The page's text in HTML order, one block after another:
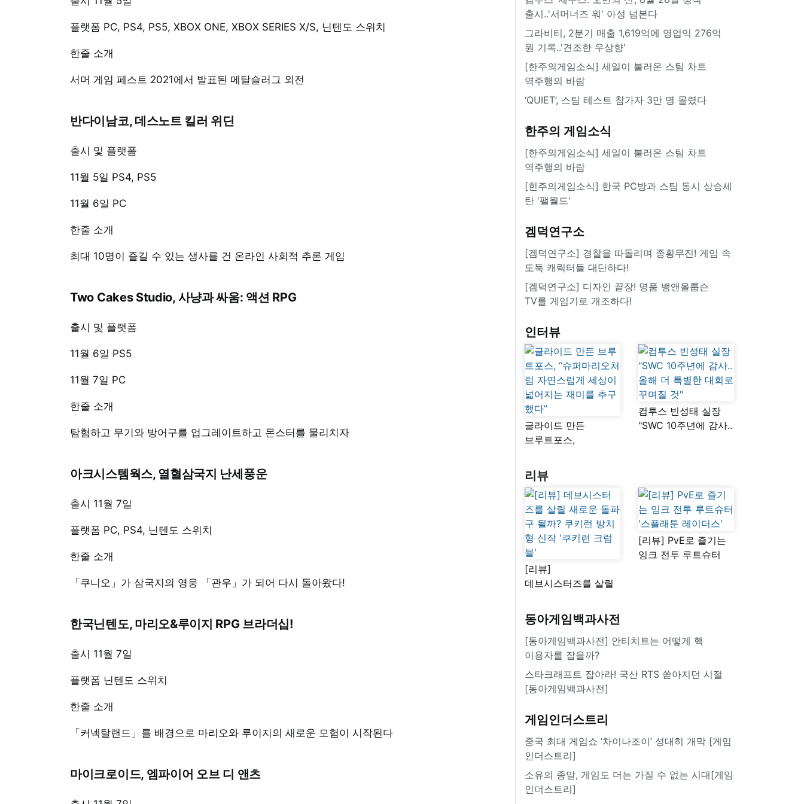
플랫폼 PC, PS4, PS5, XBOX ONE, XBOX SERIES X/S, 닌텐도 스위치
한줄 소개
서머 게임 페스트 2021에서 발표된 메탈슬러그 외전
반다이남코, 데스노트 킬러 위딘
출시 및 플랫폼
11월 5일 PS4, PS5
11월 6일 PC
한줄 소개
최대 10명이 즐길 수 있는 생사를 건 온라인 사회적 추론 게임
Two Cakes Studio, 사냥과 싸움: 액션 RPG
출시 및 플랫폼
11월 6일 PS5
11월 7일 PC
한줄 소개
탐험하고 무기와 방어구를 업그레이트하고 몬스터를 물리치자
아크시스템웍스, 열혈삼국지 난세풍운
출시 11월 7일
플랫폼 PC, PS4, 닌텐도 스위치
한줄 소개
「쿠니오」가 삼국지의 영웅 「관우」가 되어 다시 돌아왔다!
한국닌텐도, 마리오&루이지 RPG 브라더십!
출시 11월 7일
플랫폼 닌텐도 스위치
한줄 소개
「커넥탈랜드」를 배경으로 마리오와 루이지의 새로운 모험이 시작된다
마이크로이드, 엠파이어 오브 디 앤츠
출시..'서머너즈 워' 아성 넘본다
그라비티, 2분기 매출 1,619억에 영업익 276억
원 기록..'견조한 우상향'
[한주의게임소식] 세일이 불러온 스팀 차트
역주행의 바람
‘QUIET’, 스팀 테스트 참가자 3만 명 몰렸다
한주의 게임소식
[한주의게임소식] 세일이 불러온 스팀 차트
역주행의 바람
[힌주의게임소식] 한국 PC방과 스팀 동시 상승세
탄 '팰월드'
겜덕연구소
[겜덕연구소] 경찰을 따돌리며 종횡무진! 게임 속
도둑 캐릭터들 대단하다!
[겜덕연구소] 디자인 끝장! 명품 뱅앤올룹슨
TV를 게임기로 개조하다!
인터뷰
글라이드 만든
브루트포스,
자연스럽게 세상이
넓어지는 재미를
추구했다”
컴투스 빈성태 실장
"SWC 10주년에 감사..
리뷰
[리뷰]
데브시스터즈를 살릴
쿠키런 방치형 신작
'쿠키런 크럼블'
[리뷰] PvE로 즐기는
잉크 전투 루트슈터
동아게임백과사전
[동아게임백과사전] 안티치트는 어떻게 핵
이용자를 잡을까?
스타크래프트 잡아라! 국산 RTS 쏟아지던 시절
[동아게임백과사전]
게임인더스트리
중국 최대 게임쇼 ‘차이나조이’ 성대히 개막 [게임
인더스트리]
소유의 종말, 게임도 더는 가질 수 없는 시대[게임
인더스트리]